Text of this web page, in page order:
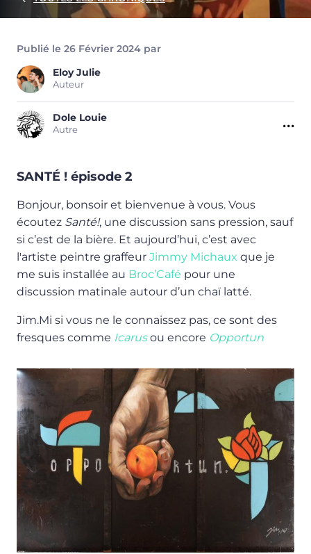
SANTÉ ! épisode 2
Bonjour, bonsoir et bienvenue à vous. Vous
écoutez Santé!, une discussion sans pression, sauf
si c’est de la bière. Et aujourd’hui, c’est avec
l'artiste peintre graffeur Jimmy Michaux que je
me suis installée au Broc’Café pour une
discussion matinale autour d’un chaï latté.
Jim.Mi si vous ne le connaissez pas, ce sont des
fresques comme Icarusou encore Opportun
Publié le 26 Février 2024 par
Eloy Julie
Auteur
Dole Louie
Autre